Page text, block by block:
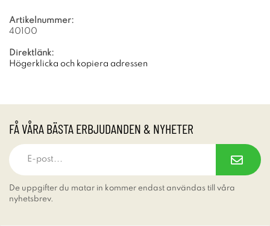
Artikelnummer:
40100
Direktlänk:
Högerklicka och kopiera adressen
FÅ VÅRA BÄSTA ERBJUDANDEN & NYHETER
De uppgifter du matar in kommer endast användas till våra
nyhetsbrev.